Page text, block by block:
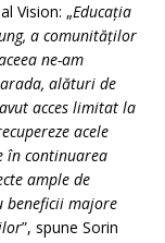
Vision: „Educația
a comunităților
ne-am
alături de
acces limitat la
acele
în continuarea
ample de
beneficii majore
”, spune Sorin